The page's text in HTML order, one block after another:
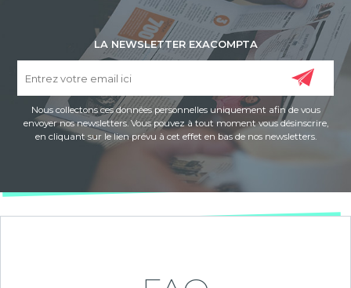
LA NEWSLETTER EXACOMPTA
Nous collectons ces données personnelles uniquement afin de vous
envoyer nos newsletters. Vous pouvez à tout moment vous désinscrire,
en cliquant sur le lien prévu à cet effet en bas de nos newsletters.